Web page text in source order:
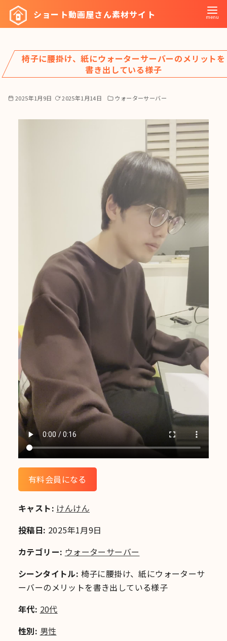
ツ
へ
ショート動画屋さん素材サイト
椅子に腰掛け、紙にウォーターサーバーのメリットを
書き出している様子
2025年1月9日 2025年1月14日 ウォーターサーバー
有料会員になる
キャスト: けんけん
投稿日: 2025年1月9日
カテゴリー: ウォーターサーバー
シーンタイトル: 椅子に腰掛け、紙にウォーターサ
ーバーのメリットを書き出している様子
年代: 20代
性別: 男性